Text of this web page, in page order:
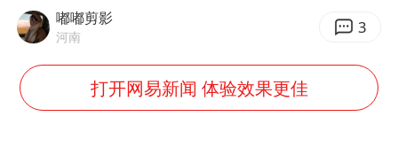
36岁男演员成景区NPC后人气爆棚
宇树王兴兴被问了360多个问题
嘟嘟剪影
河南 3
打开网易新闻 体验效果更佳